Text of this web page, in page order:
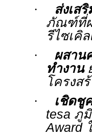
·
ส่งเส
ภัณฑ์ที่ผ
รีไซเคิ
·
ผสาน
ทำงาน
โครงส
·
เชิดชู
tesa ภู
Award